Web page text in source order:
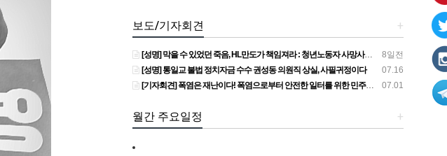
+
보도/기자회견
8일전
[성명] 막을 수 있었던 죽음, HL만도가 책임져라 : 청년노동자 사망사고의 철저한 진상규명과 재발방지 대책 마련하라
07.16
[성명] 통일교 불법 정치자금 수수 권성동 의원직 상실, 사필귀정이다
07.01
[기자회견] 폭염은 재난이다! 폭염으로부터 안전한 일터를 위한 민주노총 강원지역본부 폭염감시단 선포 기자회견
+
월간 주요일정